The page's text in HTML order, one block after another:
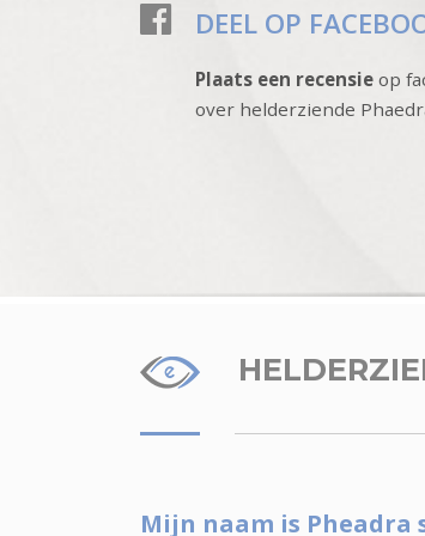
DEEL OP
Plaats een recensie op
over helderziende
Mijn naam is Pheadra